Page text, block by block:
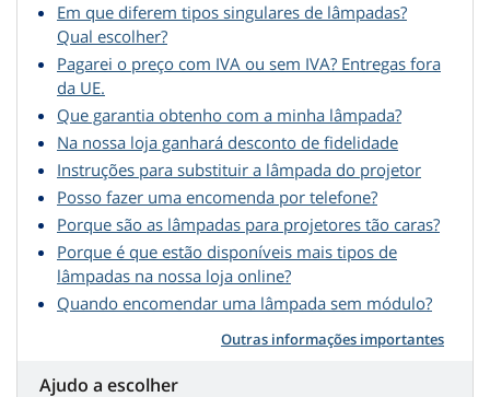
Em que diferem tipos singulares de lâmpadas?
Qual escolher?
Pagarei o preço com IVA ou sem IVA? Entregas fora
da UE.
Que garantia obtenho com a minha lâmpada?
Na nossa loja ganhará desconto de fidelidade
Instruções para substituir a lâmpada do projetor
Posso fazer uma encomenda por telefone?
Porque são as lâmpadas para projetores tão caras?
Porque é que estão disponíveis mais tipos de
lâmpadas na nossa loja online?
Quando encomendar uma lâmpada sem módulo?
Outras informações importantes
Ajudo a escolher